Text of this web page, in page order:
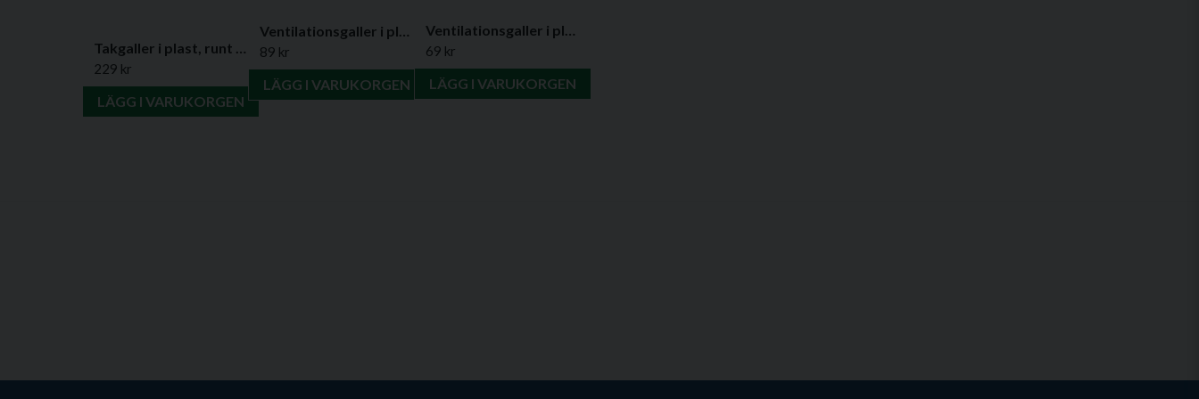
229 kr
LÄGG I VARUKORGEN
Ventilationsgaller i plast, rektangulära - Flera varianter
89 kr
LÄGG I VARUKORGEN
Ventilationsgaller i plast, kvadratiskt med insektsskydd- Flera varianter
69 kr
LÄGG I VARUKORGEN